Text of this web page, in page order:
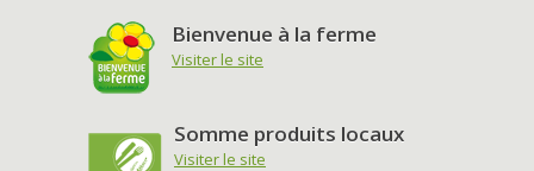
Bienvenue à la ferme
Visiter le site
Somme produits locaux
Visiter le site